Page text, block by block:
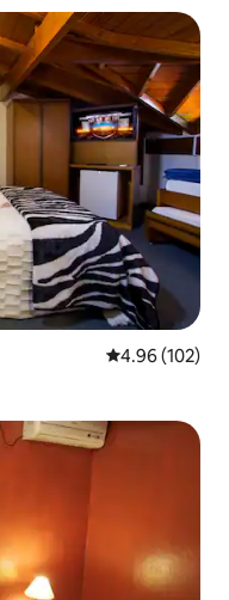
औसत रेटिंग 5 में से
4.96 (102)